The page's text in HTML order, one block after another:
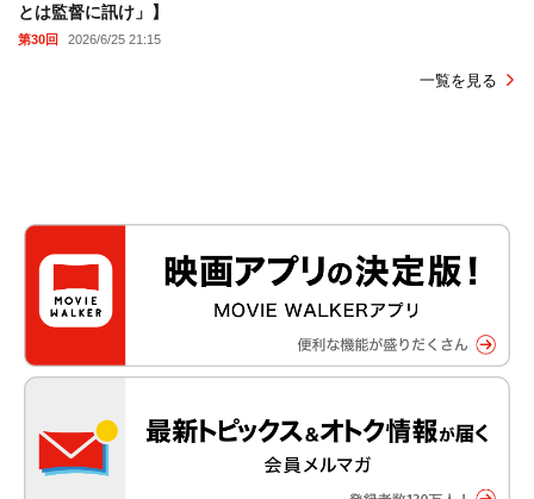
とは監督に訊け」】
第30回 2026/6/25 21:15
一覧を見る